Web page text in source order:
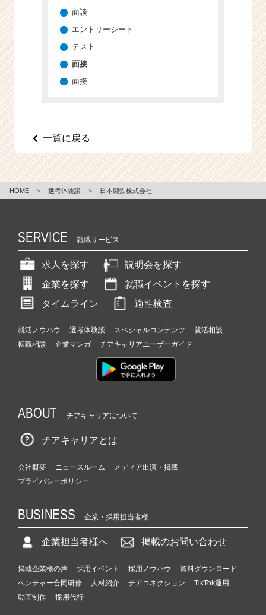
ャ
e
r）
面談
エントリーシート
テスト
面接
面接
一覧に戻る
HOME ＞ 選考体験談 ＞ 日本製鉄株式会社
SERVICE 就職サービス
求人を探す
説明会を探す
企業を探す
就職イベントを探す
タイムライン
適性検査
就活ノウハウ 選考体験談 スペシャルコンテンツ
就活相談
転職相談
企業マンガ チアキャリアユーザーガイド
ABOUT チアキャリアについて
チアキャリアとは
会社概要 ニュースルーム
メディア出演・掲載
プライバシーポリシー
BUSINESS 企業・採用担当者様
企業担当者様へ 掲載のお問い合わせ
掲載企業様の声 採用イベント 採用ノウハウ
資料ダウンロード
ベンチャー合同研修
人材紹介 チアコネクション
TikTok運用
動画制作
採用代行